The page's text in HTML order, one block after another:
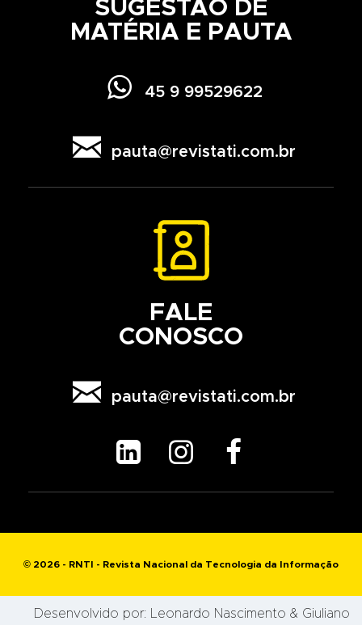
SUGESTÃO DE
MATÉRIA E PAUTA
 45 9 99529622
 pauta@revistati.com.br
FALE
CONOSCO
 pauta@revistati.com.br
  
© 2026 - RNTI - Revista Nacional da Tecnologia da Informação
Desenvolvido por: Leonardo Nascimento & Giuliano